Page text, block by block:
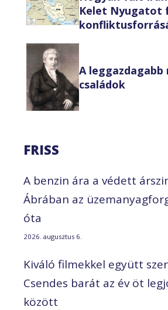
Kelet Nyugatot
A leggazdagabb
családok
FRISS
A benzin ára a védett
Ábrában az
óta
2026. augusztus 6.
Kiváló filmekkel együtt
Csendes barát az év öt
között